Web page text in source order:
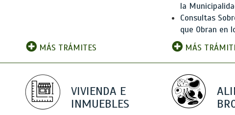
MÁS TRÁMITES
la
Consultas
que Obran en
MÁS
VIVIENDA E
INMUEBLES